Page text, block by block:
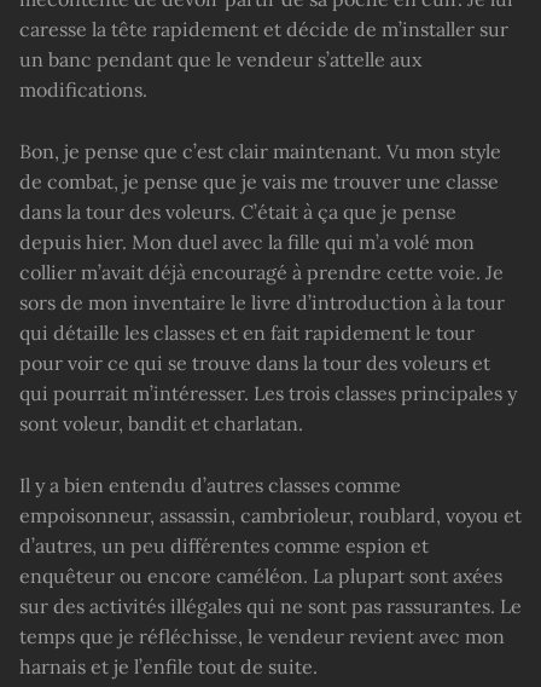
caresse la tête rapidement et décide de m’installer sur
un banc pendant que le vendeur s’attelle aux
modifications.
Bon, je pense que c’est clair maintenant. Vu mon style
de combat, je pense que je vais me trouver une classe
dans la tour des voleurs. C’était à ça que je pense
depuis hier. Mon duel avec la fille qui m’a volé mon
collier m’avait déjà encouragé à prendre cette voie. Je
sors de mon inventaire le livre d’introduction à la tour
qui détaille les classes et en fait rapidement le tour
pour voir ce qui se trouve dans la tour des voleurs et
qui pourrait m’intéresser. Les trois classes principales y
sont voleur, bandit et charlatan.
Il y a bien entendu d’autres classes comme
empoisonneur, assassin, cambrioleur, roublard, voyou et
d’autres, un peu différentes comme espion et
enquêteur ou encore caméléon. La plupart sont axées
sur des activités illégales qui ne sont pas rassurantes. Le
temps que je réfléchisse, le vendeur revient avec mon
harnais et je l’enfile tout de suite.